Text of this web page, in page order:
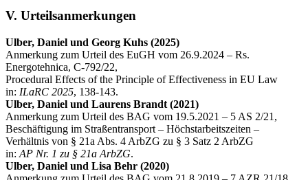
V. Urteilsanmerkungen
Ulber, Daniel und Georg Kuhs (2025)
Anmerkung zum Urteil des EuGH vom 26.9.2024 – Rs.
Energotehnica, C-792/22,
Procedural Effects of the Principle of Effectiveness in EU Law
in: ILaRC 2025, 138-143.
Ulber, Daniel und Laurens Brandt (2021)
Anmerkung zum Urteil des BAG vom 19.5.2021 – 5 AS 2/21,
Beschäftigung im Straßentransport – Höchstarbeitszeiten –
Verhältnis von § 21a Abs. 4 ArbZG zu § 3 Satz 2 ArbZG
in: AP Nr. 1 zu § 21a ArbZG.
Ulber, Daniel und Lisa Behr (2020)